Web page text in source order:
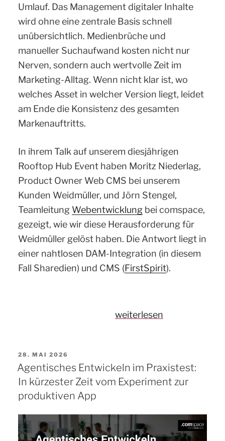
Umlauf. Das Management digitaler Inhalte
wird ohne eine zentrale Basis schnell
unübersichtlich. Medienbrüche und
manueller Suchaufwand kosten nicht nur
Nerven, sondern auch wertvolle Zeit im
Marketing-Alltag. Wenn nicht klar ist, wo
welches Asset in welcher Version liegt, leidet
am Ende die Konsistenz des gesamten
Markenauftritts.
In ihrem Talk auf unserem diesjährigen
Rooftop Hub Event haben Moritz Niederlag,
Product Owner Web CMS bei unserem
Kunden Weidmüller, und Jörn Stengel,
Teamleitung Webentwicklung bei comspace,
gezeigt, wie wir diese Herausforderung für
Weidmüller gelöst haben. Die Antwort liegt in
einer nahtlosen DAM-Integration (in diesem
Fall Sharedien) und CMS (FirstSpirit).
„Sharedien
eine
saubere
Integration
die
weiterlesen
VERÖFFENTLICHT
AM
28. MAI 2026
Agentisches Entwickeln im Praxistest:
In kürzester Zeit vom Experiment zur
produktiven App